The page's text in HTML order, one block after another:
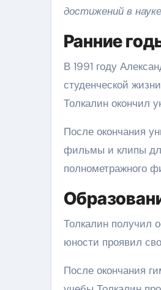
достижений в
Ранние
В 1991 году
студенческой
Толкалин окончил
После окончания
фильмы и клипы
полнометражного
Толкалин получил
юности проявил
После окончания